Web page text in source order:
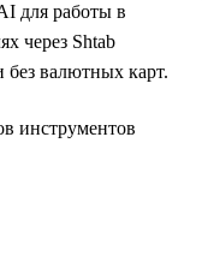
для работы в
через Shtab
валютных карт.
инструментов